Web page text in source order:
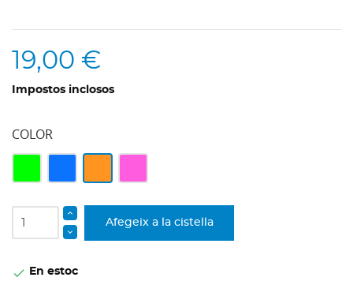
19,00 €
Impostos inclosos
COLOR
Afegeix a la cistella
 En estoc